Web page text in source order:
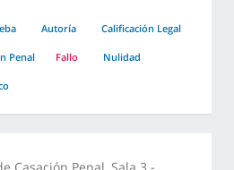
Autoría Calificación Legal
Penal Fallo Nulidad